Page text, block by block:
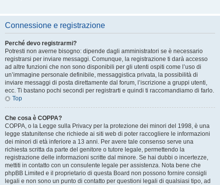
Connessione e registrazione
Perché devo registrarmi?
Potresti non averne bisogno: dipende dagli amministratori se è necessario
registrarsi per inviare messaggi. Comunque, la registrazione ti darà accesso
ad altre funzioni che non sono disponibili per gli utenti ospiti come l’uso di
un’immagine personale definibile, messaggistica privata, la possibilità di
inviare messaggi di posta direttamente dal forum, l’iscrizione a gruppi utenti,
ecc. Ti bastano pochi secondi per registrarti e quindi ti raccomandiamo di farlo.
Top
Che cosa è COPPA?
COPPA, o la Legge sulla Privacy per la protezione dei minori del 1998, è una
legge statunitense che richiede ai siti web di poter raccogliere le informazioni
dei minori di età inferiore a 13 anni. Per avere tale consenso serve una
richiesta scritta da parte del genitore o tutore legale, permettendo la
registrazione delle informazioni scritte dal minore. Se hai dubbi o incertezze,
mettiti in contatto con un consulente legale per assistenza. Nota bene che
phpBB Limited e il proprietario di questa Board non possono fornire consigli
legali e non sono un punto di contatto per questioni legali di qualsiasi tipo, ad